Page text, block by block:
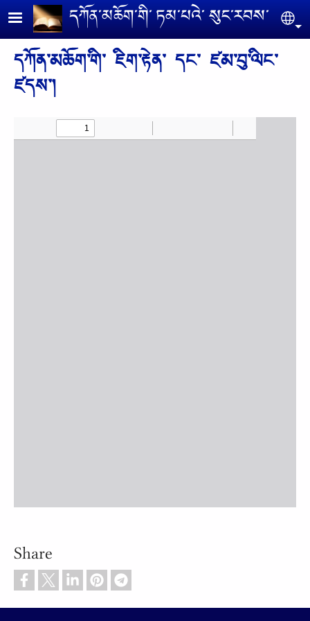
Skip to main contentདཀོན༌མཆོག༌གི༌ ཏམ༌པའེ༌ སུང༌རབས༌
དཀོན༌མཆོག༌གི༌ ཇིག༌རྟེན༌ དང༌ ཛམ༌བུ༌ལིང༌
ཛདས༌།
Share